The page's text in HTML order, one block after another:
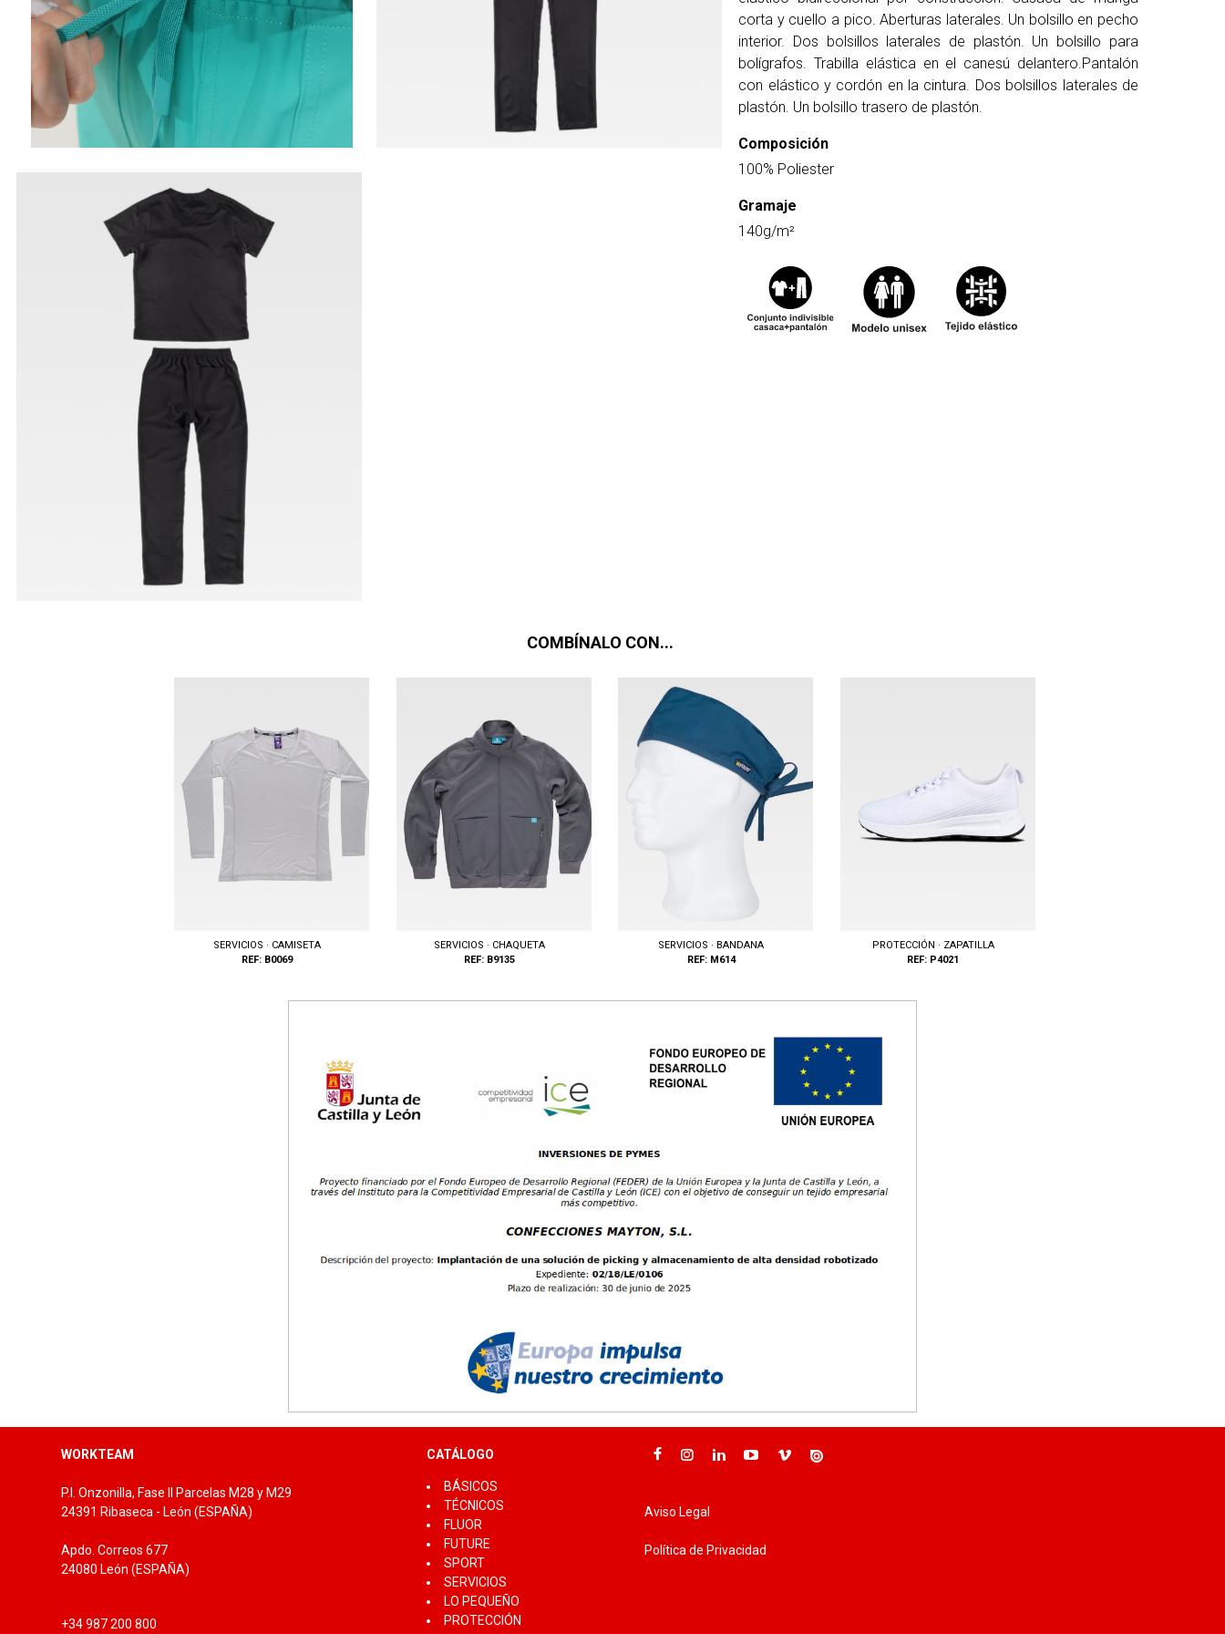
corta y cuello a pico. Aberturas laterales. Un bolsillo en pecho
interior. Dos bolsillos laterales de plastón. Un bolsillo para
bolígrafos. Trabilla elástica en el canesú delantero.Pantalón
con elástico y cordón en la cintura. Dos bolsillos laterales de
plastón. Un bolsillo trasero de plastón.
Composición
100% Poliester
Gramaje
140g/m²
COMBÍNALO CON...
SERVICIOS · CAMISETA
REF: B0069
Tallas: S, M, L, XL, XXL, 3XL
SERVICIOS · CHAQUETA
REF: B9135
SERVICIOS · BANDANA
REF: M614
Tallas: 36, 37, 38, 39, 40, 41, 42, 43, 44,
PROTECCIÓN · ZAPATILLA
REF: P4021
WORKTEAM
P.I. Onzonilla, Fase II Parcelas M28 y M29
24391 Ribaseca - León (ESPAÑA)
Apdo. Correos 677
24080 León (ESPAÑA)
+34 987 200 800
CATÁLOGO
BÁSICOS
TÉCNICOS
FLUOR
FUTURE
SPORT
SERVICIOS
LO PEQUEÑO
PROTECCIÓN
Aviso Legal
Política de Privacidad